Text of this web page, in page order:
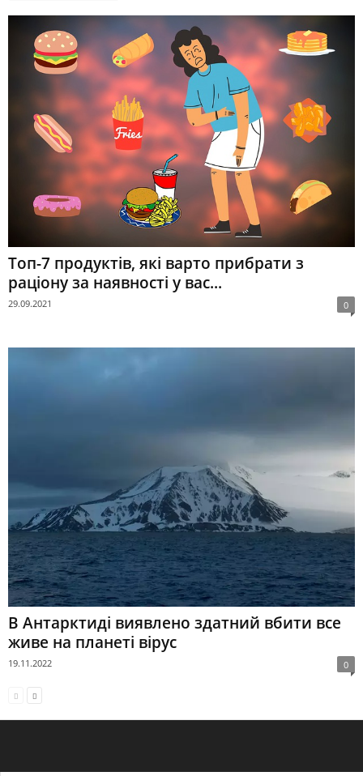
Топ-7 продуктів, які варто прибрати з
раціону за наявності у вас...
29.09.2021 0
В Антарктиді виявлено здатний вбити все
живе на планеті вірус
19.11.2022 0